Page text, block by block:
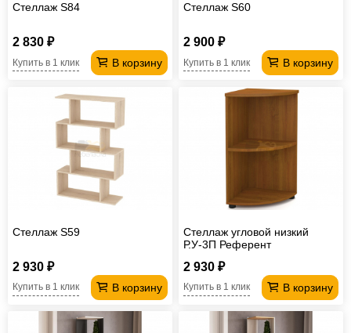
Стеллаж S84
2 830 ₽
В корзину
Купить в 1 клик
Стеллаж S60
2 900 ₽
В корзину
Купить в 1 клик
Стеллаж S59
2 930 ₽
В корзину
Купить в 1 клик
Стеллаж угловой низкий
Р.У-3П Референт
2 930 ₽
В корзину
Купить в 1 клик